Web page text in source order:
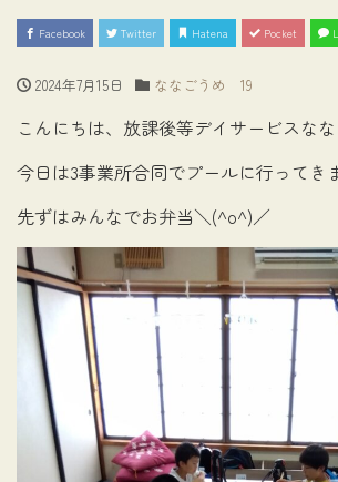
Facebook Twitter Hatena Pocket
2024年7月15日 ななごうめ 19
こんにちは、放課後等デイサービスな
今日は3事業所合同でプールに行ってき
先ずはみんなでお弁当＼(^o^)／